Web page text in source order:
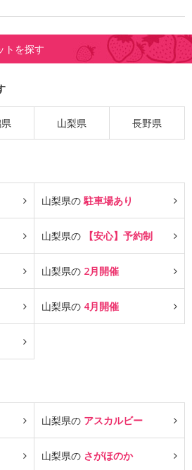
トを探す
山梨県 長野県
山梨県の駐車場あり
山梨県の 【安心】予約制
山梨県の 2月開催
山梨県の 4月開催
山梨県の アスカルビー
山梨県の さがほのか